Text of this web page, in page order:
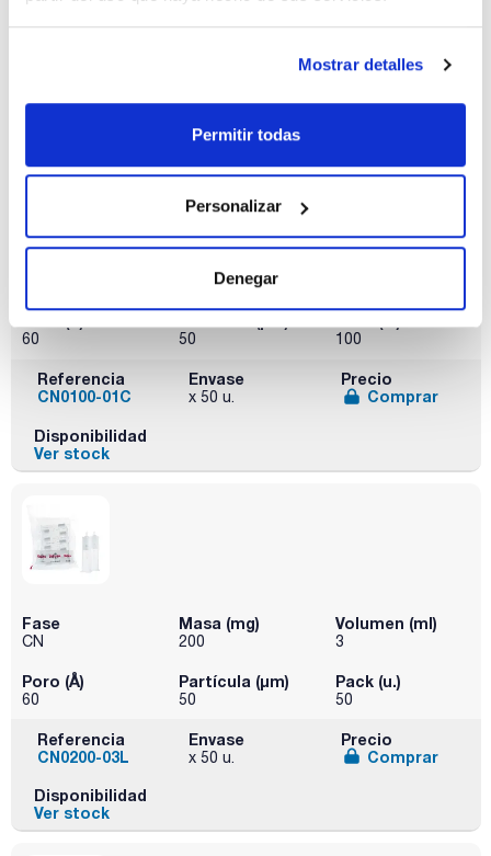
Mostrar detalles
Permitir todas
Personalizar
Denegar
Disponibilidad
CN. Cianopropilo en base sílica. SCHARLAU
60 50 100
Referencia
CN0100-01C
Envase
x 50 u.
Precio
Comprar
Disponibilidad
Ver stock
Fase
CN
Masa (mg)
200
Volumen (ml)
3
Poro (Å)
60
Partícula (μm)
50
Pack (u.)
50
Referencia
CN0200-03L
Envase
x 50 u.
Precio
Comprar
Disponibilidad
Ver stock